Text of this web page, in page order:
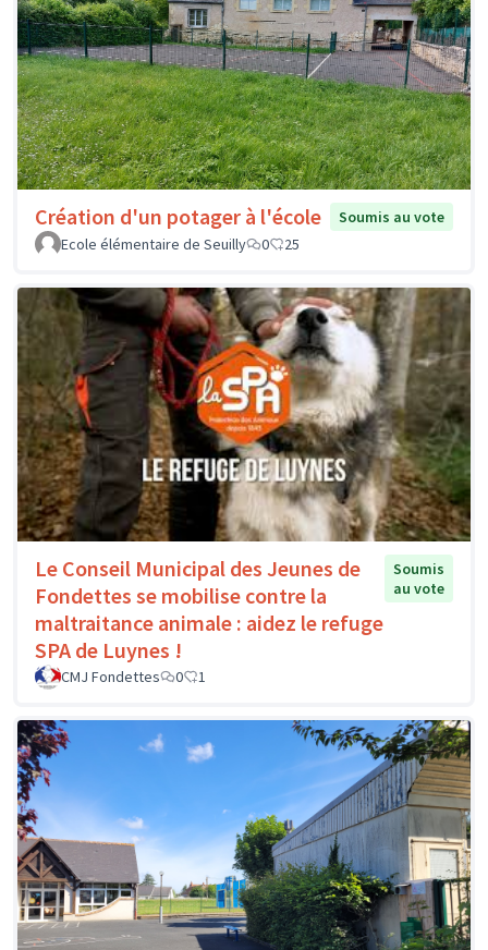
Création d'un potager à l'école
Soumis au vote
Ecole élémentaire de Seuilly
0 25
Le Conseil Municipal des Jeunes de
Fondettes se mobilise contre la
maltraitance animale : aidez le refuge
SPA de Luynes !
Soumis
au vote
CMJ Fondettes 0 1